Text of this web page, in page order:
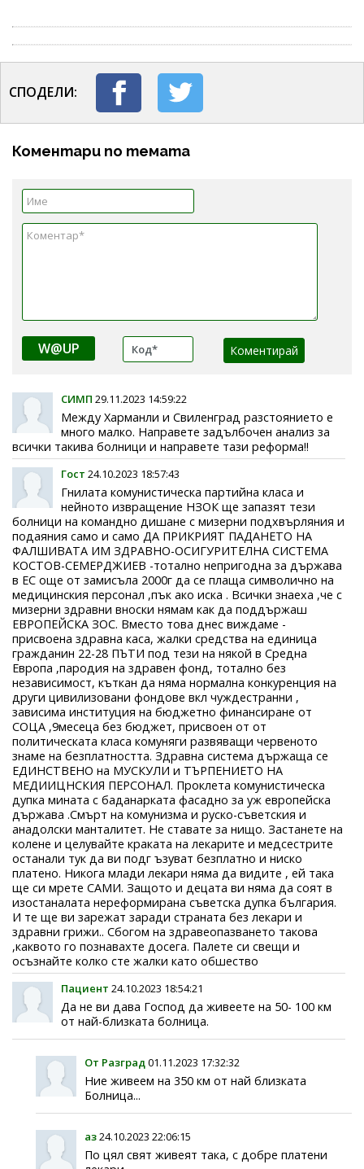
СПОДЕЛИ:
Коментари по темата
W@UP
СИМП 29.11.2023 14:59:22
Между Харманли и Свиленград разстоянието е
много малко. Направете задълбочен анализ за
всички такива болници и направете тази реформа!!
Гост 24.10.2023 18:57:43
Гнилата комунистическа партийна класа и
нейното извращение НЗОК ще запазят тези
болници на командно дишане с мизерни подхвърляния и
подаяния само и само ДА ПРИКРИЯТ ПАДАНЕТО НА
ФАЛШИВАТА ИМ ЗДРАВНО-ОСИГУРИТЕЛНА СИСТЕМА
КОСТОВ-СЕМЕРДЖИЕВ -тотално непригодна за държава
в ЕС още от замисъла 2000г да се плаща символично на
медицинския персонал ,пък ако иска . Всички знаеха ,че с
мизерни здравни вноски нямам как да поддържаш
ЕВРОПЕЙСКА ЗОС. Вместо това днес виждаме -
присвоена здравна каса, жалки средства на единица
гражданин 22-28 ПЪТИ под тези на някой в Средна
Европа ,пародия на здравен фонд, тотално без
независимост, къткан да няма нормална конкуренция на
други цивилизовани фондове вкл чуждестранни ,
зависима институция на бюджетно финансиране от
СОЦА ,9месеца без бюджет, присвоен от от
политическата класа комуняги развяващи червеното
знаме на безплатността. Здравна система държаща се
ЕДИНСТВЕНО на МУСКУЛИ и ТЪРПЕНИЕТО НА
МЕДИИЦНСКИЯ ПЕРСОНАЛ. Проклета комунистическа
дупка мината с баданарката фасадно за уж европейска
държава .Смърт на комунизма и руско-съветския и
анадолски манталитет. Не ставате за нищо. Застанете на
колене и целувайте краката на лекарите и медсестрите
останали тук да ви подг ъзуват безплатно и ниско
платено. Никога млади лекари няма да видите , ей така
ще си мрете САМИ. Защото и децата ви няма да соят в
изостаналата нереформирана съветска дупка българия.
И те ще ви зарежат заради страната без лекари и
здравни грижи.. Сбогом на здравеопазването такова
,каквото го познавахте досега. Палете си свещи и
осъзнайте колко сте жалки като обшество
Пациент 24.10.2023 18:54:21
Да не ви дава Господ да живеете на 50- 100 км
от най-близката болница.
От Разград01.11.2023 17:32:32
Ние живеем на 350 км от най близката
Болница...
аз24.10.2023 22:06:15
По цял свят живеят така, с добре платени